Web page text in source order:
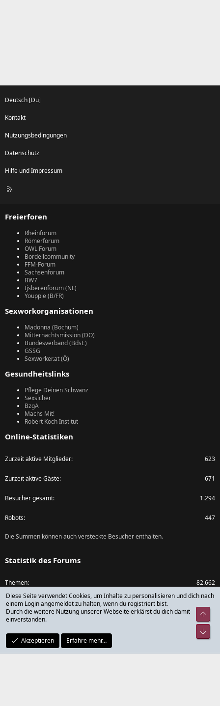
Deutsch [Du]
Kontakt
Nutzungsbedingungen
Datenschutz
Hilfe und Impressum
R
Freierforen
Rheinforum
Römerforum
OWL Forum
Bordellcommunity
FFM-Forum
Sachsenforum
BW7
Ijsberenforum (NL)
Youppie (B/FR)
Sexworkorganisationen
Madonna (Bochum)
Mitternachtsmission (DO)
Bundesverband (BdsE)
GSSG
Sexworker.at (Ö)
Gesundheitslinks
Pflege Deinen Schwanz
Sexsicher
BzgA
Machs Mit!
Robert Koch Institut
Online-Statistiken
Zurzeit aktive Mitglieder 623
Zurzeit aktive Gäste 671
Besucher gesamt 1.294
Robots 447
Die Summen können auch versteckte Besucher enthalten.
Statistik des Forums
Themen 82.662
Beiträge
Mitglieder 79.785
Neuestes Mitglied rickdick
Diese Seite verwendet Cookies, um Inhalte zu personalisieren und dich nach
einem Login angemeldet zu halten, wenn du registriert bist.
Durch die weitere Nutzung unserer Webseite erklärst du dich damit
einverstanden.
Akzeptieren Erfahre mehr…